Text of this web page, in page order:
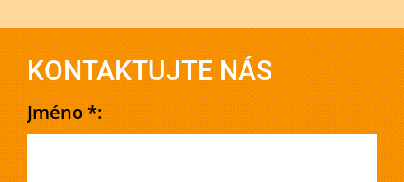
KONTAKTUJTE NÁS
Jméno *: